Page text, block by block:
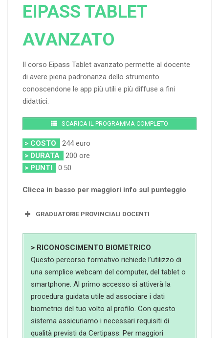
EIPASS TABLET
AVANZATO
Il corso Eipass Tablet avanzato permette al docente
di avere piena padronanza dello strumento
conoscendone le app più utili e più diffuse a fini
didattici.
SCARICA IL PROGRAMMA COMPLETO
> COSTO
244 euro
> DURATA
200 ore
> PUNTI
0.50
Clicca in basso per maggiori info sul punteggio
GRADUATORIE PROVINCIALI DOCENTI
> RICONOSCIMENTO BIOMETRICO
Questo percorso formativo richiede l’utilizzo di
una semplice webcam del computer, del tablet o
smartphone. Al primo accesso si attiverà la
procedura guidata utile ad associare i dati
biometrici del tuo volto al profilo. Con questo
sistema assicuriamo i necessari requisiti di
qualità previsti da Certipass. Per maggiori